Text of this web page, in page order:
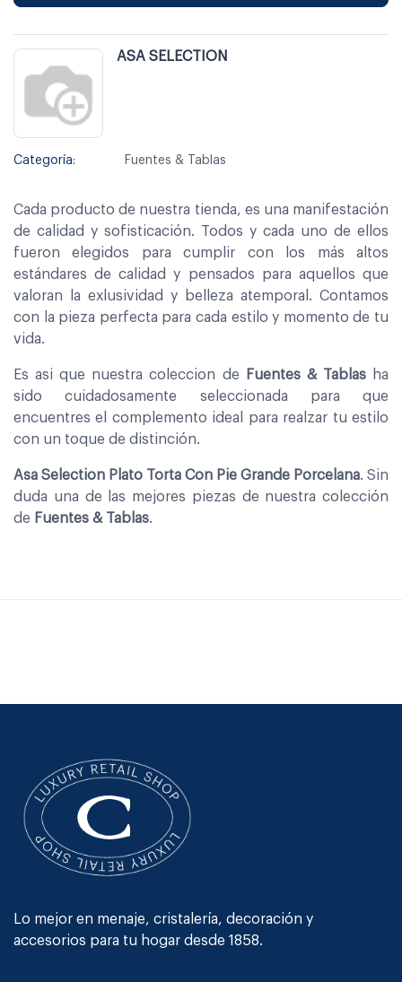
ASA SELECTION
Categoría: Fuentes & Tablas
Cada producto de nuestra tienda, es una manifestación
de calidad y sofisticación. Todos y cada uno de ellos
fueron elegidos para cumplir con los más altos
estándares de calidad y pensados para aquellos que
valoran la exlusividad y belleza atemporal. Contamos
con la pieza perfecta para cada estilo y momento de tu
vida.
Es asi que nuestra coleccion de Fuentes & Tablasha
sido cuidadosamente seleccionada para que
encuentres el complemento ideal para realzar tu estilo
con un toque de distinción.
Asa Selection Plato Torta Con Pie Grande Porcelana. Sin
duda una de las mejores piezas de nuestra colección
de Fuentes & Tablas.
Lo mejor en menaje, cristalería, decoración y
accesorios para tu hogar desde 1858.